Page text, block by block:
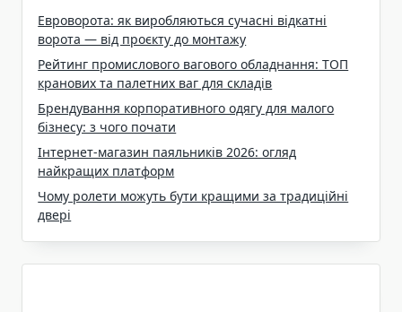
Евроворота: як виробляються сучасні відкатні
ворота — від проєкту до монтажу
Рейтинг промислового вагового обладнання: ТОП
кранових та палетних ваг для складів
Брендування корпоративного одягу для малого
бізнесу: з чого почати
Інтернет-магазин паяльників 2026: огляд
найкращих платформ
Чому ролети можуть бути кращими за традиційні
двері